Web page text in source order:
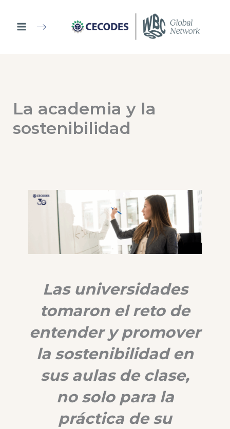
contenido
La academia y la
sostenibilidad
Las universidades
tomaron el reto de
entender y promover
la sostenibilidad en
sus aulas de clase,
no solo para la
práctica de su